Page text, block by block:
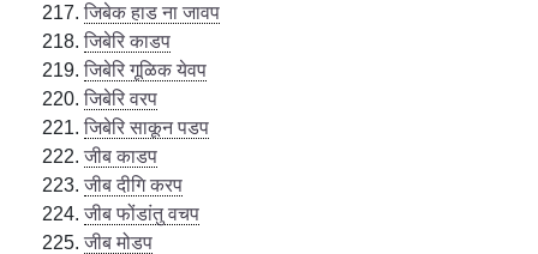
जिबेक हाड ना जावप
जिबेरि काडप
जिबेरि गूळिक येवप
जिबेरि वरप
जिबेरि साकून पडप
जीब काडप
जीब दीगि करप
जीब फोंडांतु वचप
जीब मोडप